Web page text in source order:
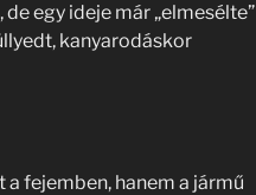
egy ideje már „elmesélte”
kanyarodáskor
fejemben, hanem a jármű